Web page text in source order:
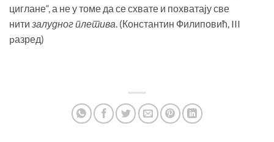
циглане“, а не у томе да се схвате и похватају све
нити залудног плетива. (Константин Филиповић, III
pазред)